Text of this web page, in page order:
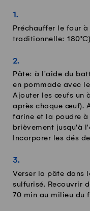
Préchauffer le four
traditionnelle:
Pâte: à l'aide du
en pommade avec
Ajouter les œufs un
après chaque œuf).
farine et la poudre
brièvement jusqu'à
Incorporer les dés
Verser la pâte dans
sulfurisé. Recouvrir
70 min au milieu du